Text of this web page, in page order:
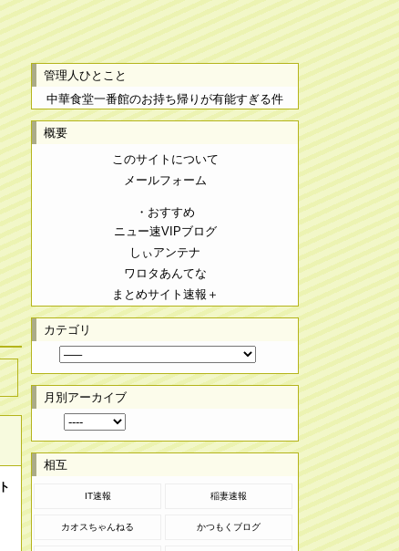
管理人ひとこと
中華食堂一番館のお持ち帰りが有能すぎる件
概要
このサイトについて
メールフォーム
・おすすめ
ニュー速VIPブログ
しぃアンテナ
ワロタあんてな
まとめサイト速報＋
カテゴリ
月別アーカイブ
相互
IT速報 稲妻速報
カオスちゃんねる かつもくブログ